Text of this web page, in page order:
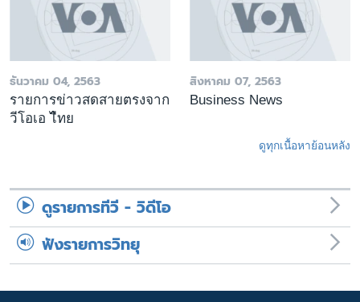
ธันวาคม 04, 2563
รายการข่าวสดสายตรงจาก
วีโอเอ ไืทย
สิงหาคม 07, 2563
Business News
ดูทุกเนื้อหาย้อนหลัง
ดูรายการทีวี - วิดีโอ
ฟังรายการวิทยุ